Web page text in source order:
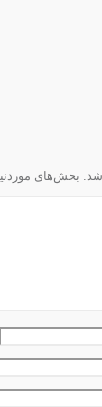
شد. بخش‌های